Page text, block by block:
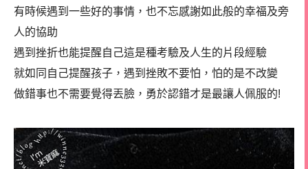
有時候遇到一些好的事情，也不忘感謝如此般的幸福及旁
人的協助
遇到挫折也能提醒自己這是種考驗及人生的片段經驗
就如同自己提醒孩子，遇到挫敗不要怕，怕的是不改變
做錯事也不需要覺得丟臉，勇於認錯才是最讓人佩服的!